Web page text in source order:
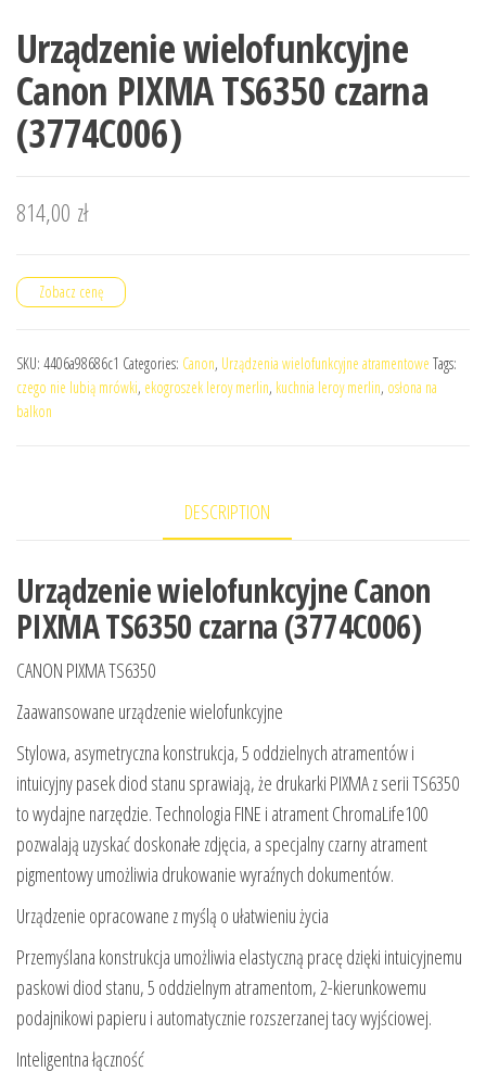
Urządzenie wielofunkcyjne
Canon PIXMA TS6350 czarna
(3774C006)
814,00 zł
Zobacz cenę
SKU: 4406a98686c1 Categories: Canon, Urządzenia wielofunkcyjne atramentowe Tags:
czego nie lubią mrówki, ekogroszek leroy merlin, kuchnia leroy merlin, osłona na
balkon
DESCRIPTION
Urządzenie wielofunkcyjne Canon
PIXMA TS6350 czarna (3774C006)
CANON PIXMA TS6350
Zaawansowane urządzenie wielofunkcyjne
Stylowa, asymetryczna konstrukcja, 5 oddzielnych atramentów i
intuicyjny pasek diod stanu sprawiają, że drukarki PIXMA z serii TS6350
to wydajne narzędzie. Technologia FINE i atrament ChromaLife100
pozwalają uzyskać doskonałe zdjęcia, a specjalny czarny atrament
pigmentowy umożliwia drukowanie wyraźnych dokumentów.
Urządzenie opracowane z myślą o ułatwieniu życia
Przemyślana konstrukcja umożliwia elastyczną pracę dzięki intuicyjnemu
paskowi diod stanu, 5 oddzielnym atramentom, 2-kierunkowemu
podajnikowi papieru i automatycznie rozszerzanej tacy wyjściowej.
Inteligentna łączność